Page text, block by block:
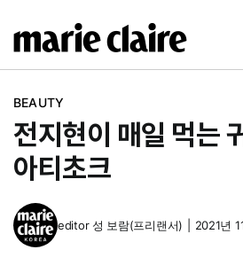
텐
BEAUTY
전지현이 매일 먹는
아티초크
editor 성 보람(프리랜서) 2021년